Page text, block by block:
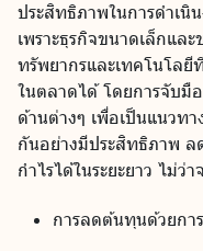
ประสิทธิภาพในการดำเนิ
เพราะธุรกิจขนาดเล็กแล
ทรัพยากรและเทคโนโลยี
ในตลาดได้ โดยการจับมื
ด้านต่างๆ เพื่อเป็นแนวทา
กันอย่างมีประสิทธิภาพ ล
กำไรได้ในระยะยาว ไม่ว่
การลดต้นทุนด้วยกา